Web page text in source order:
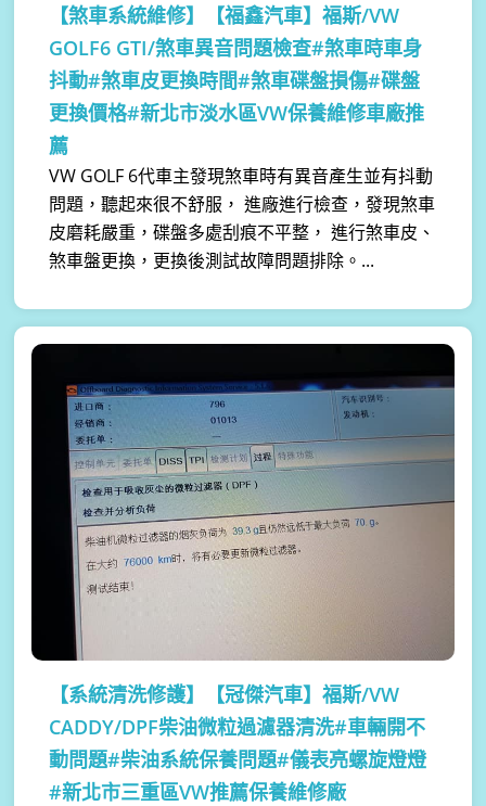
【煞車系統維修】
【福鑫汽車】福斯/VW
GOLF6 GTI/煞車異音問題檢查#煞車時車身
抖動#煞車皮更換時間#煞車碟盤損傷#碟盤
更換價格#新北市淡水區VW保養維修車廠推
薦
VW GOLF 6代車主發現煞車時有異音產生並有抖動
問題，聽起來很不舒服， 進廠進行檢查，發現煞車
皮磨耗嚴重，碟盤多處刮痕不平整， 進行煞車皮、
煞車盤更換，更換後測試故障問題排除。...
【系統清洗修護】
【冠傑汽車】福斯/VW
CADDY/DPF柴油微粒過濾器清洗#車輛開不
動問題#柴油系統保養問題#儀表亮螺旋燈燈
#新北市三重區VW推薦保養維修廠